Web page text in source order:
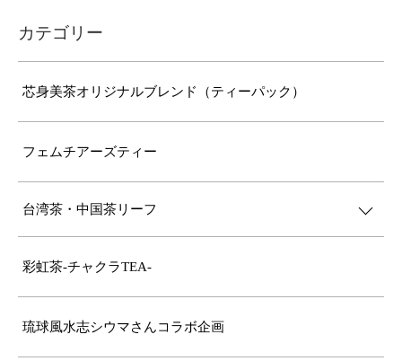
カテゴリー
芯身美茶オリジナルブレンド（ティーパック）
フェムチアーズティー
台湾茶・中国茶リーフ
彩虹茶-チャクラTEA-
琉球風水志シウマさんコラボ企画